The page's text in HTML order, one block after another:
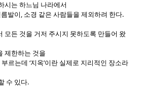
시는 하느님 나라에서
발이 , 소경 같은 사람들을 제외하려 한다.
모든 것을 거저 주시지 못하도록 만들어 왔
제한하는 것을
부르는데‘지옥’이란 실제로 지리적인 장소라
수 있다.